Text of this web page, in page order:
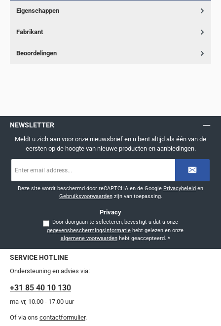
Eigenschappen
Fabrikant
Beoordelingen
NEWSLETTER
Meldt u zich aan voor onze nieuwsbrief en u bent altijd als één van de
eersten op de hoogte van nieuwe producten en aanbiedingen.
mailadres
Deze site wordt beschermd door reCAPTCHA en de Google Privacybeleid en
Gebruiksvoorwaardenzijn van toepassing.
Privacy
Door doorgaan te selecteren, bevestigt u dat u onze
gegevensbeschermingsinformatie
algemene voorwaardenhebt geaccepteerd. *
SERVICE HOTLINE
Ondersteuning en advies via:
+31 85 40 10 130
ma-vr, 10.00 - 17.00 uur
Of via ons contactformulier.